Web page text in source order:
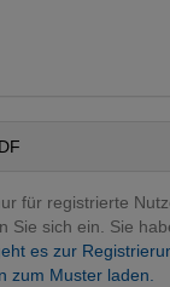
für registrierte
Sie sich ein. Sie
es zur
zum Muster laden.